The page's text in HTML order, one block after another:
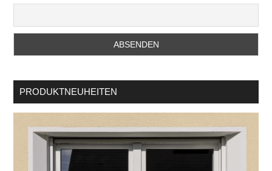
PRODUKTNEUHEITEN